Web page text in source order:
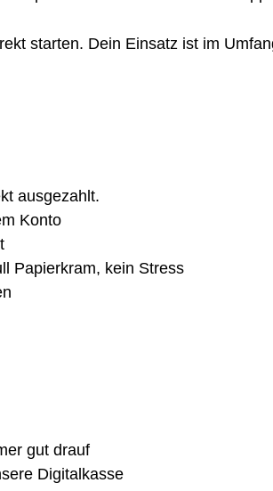
starten. Dein Einsatz ist im
ausgezahlt.
Konto
Papierkram, kein Stress
gut drauf
Digitalkasse